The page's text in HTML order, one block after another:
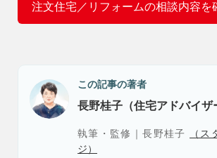
注文住宅／リフォームの相談内容を
この記事の著者
長野桂子（住宅アドバイザ
執筆・監修｜長野桂子
（
ジ）